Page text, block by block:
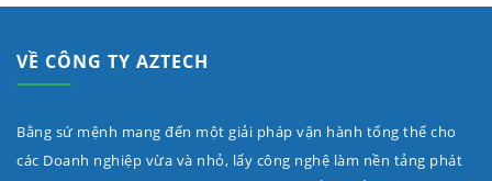
VỀ CÔNG TY AZTECH
Bằng sứ mệnh mang đến một giải pháp vận hành tổng thể cho
các Doanh nghiệp vừa và nhỏ, lấy công nghệ làm nền tảng phát